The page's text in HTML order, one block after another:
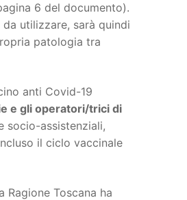
6 del documento).
da utilizzare, sarà quindi
patologia tra
anti Covid-19
e gli operatori/trici di
socio-assistenziali,
il ciclo vaccinale
Ragione Toscana ha